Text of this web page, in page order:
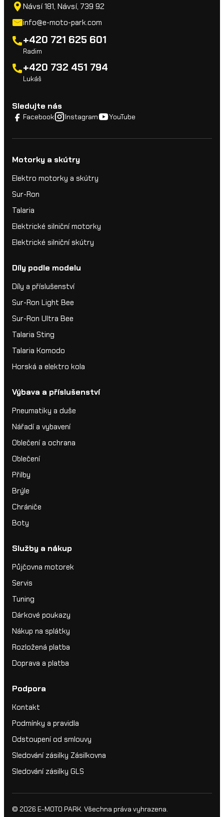
Návsí 181, Návsí, 739 92
info@e-moto-park.com
+420 721 625 601
Radim
+420 732 451 794
Lukáš
Sledujte nás
Facebook Instagram YouTube
Motorky a skútry
Elektro motorky a skútry
Sur-Ron
Talaria
Elektrické silniční motorky
Elektrické silniční skútry
Díly podle modelu
Díly a příslušenství
Sur-Ron Light Bee
Sur-Ron Ultra Bee
Talaria Sting
Talaria Komodo
Horská a elektro kola
Výbava a příslušenství
Pneumatiky a duše
Nářadí a vybavení
Oblečení a ochrana
Oblečení
Přilby
Brýle
Chrániče
Boty
Služby a nákup
Půjčovna motorek
Servis
Tuning
Dárkové poukazy
Nákup na splátky
Rozložená platba
Doprava a platba
Podpora
Kontakt
Podmínky a pravidla
Odstoupení od smlouvy
Sledování zásilky Zásilkovna
Sledování zásilky GLS
© 2026 E-MOTO PARK. Všechna práva vyhrazena.